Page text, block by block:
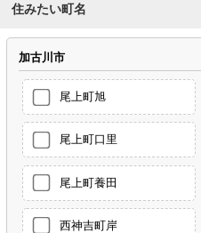
住みたい町名
加古川市
尾上町旭
尾上町口里
尾上町養田
西神吉町岸